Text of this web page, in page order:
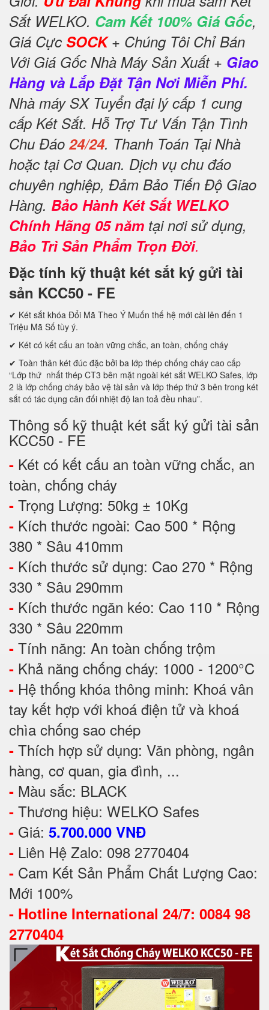
Sắt WELKO. Cam Kết 100% Giá Gốc,
Giá Cực SOCK+ Chúng Tôi Chỉ Bán
Với Giá Gốc Nhà Máy Sản Xuất + Giao
Hàng và Lắp Đặt Tận Nơi Miễn Phí.
Nhà máy SX Tuyển đại lý cấp 1 cung
cấp Két Sắt. Hỗ Trợ Tư Vấn Tận Tình
Chu Đáo 24/24. Thanh Toán Tại Nhà
hoặc tại Cơ Quan. Dịch vụ chu đáo
chuyên nghiệp, Đảm Bảo Tiến Độ Giao
Hàng. Bảo Hành Két Sắt WELKO
Chính Hãng 05 năm tại nơi sử dụng,
Bảo Trì Sản Phẩm Trọn Đời.
Đặc tính kỹ thuật két sắt ký gửi tài
sản KCC50 - FE
✔ Két sắt khóa Đổi Mã Theo Ý Muốn thế hệ mới cài lên đến 1
Triệu Mã Số tùy ý.
✔ Két có kết cấu an toàn vững chắc, an toàn, chống cháy
✔ Toàn thân két đúc đặc bởi ba lớp thép chống cháy cao cấp
“Lớp thứ nhất thép CT3 bên mặt ngoài két sắt WELKO Safes, lớp
2 là lớp chống cháy bảo vệ tài sản và lớp thép thứ 3 bên trong két
sắt có tác dụng cân đối nhiệt độ lan toả đều nhau”.
Thông số kỹ thuật két sắt ký gửi tài sản
KCC50 - FE
- Két có kết cấu an toàn vững chắc, an
toàn, chống cháy
- Trọng Lượng: 50kg ± 10Kg
- Kích thước ngoài: Cao 500 * Rộng
380 * Sâu 410mm
- Kích thước sử dụng: Cao 270 * Rộng
330 * Sâu 290mm
- Kích thước ngăn kéo: Cao 110 * Rộng
330 * Sâu 220mm
- Tính năng: An toàn chống trộm
- Khả năng chống cháy: 1000 - 1200°C
- Hệ thống khóa thông minh: Khoá vân
tay kết hợp với khoá điện tử và khoá
chìa chống sao chép
- Thích hợp sử dụng: Văn phòng, ngân
hàng, cơ quan, gia đình, ...
- Màu sắc: BLACK
- Thương hiệu: WELKO Safes
- Giá: 5.700.000 VNĐ
- Liên Hệ Zalo: 098 2770404
- Cam Kết Sản Phẩm Chất Lượng Cao:
Mới 100%
- Hotline International 24/7: 0084 98
2770404